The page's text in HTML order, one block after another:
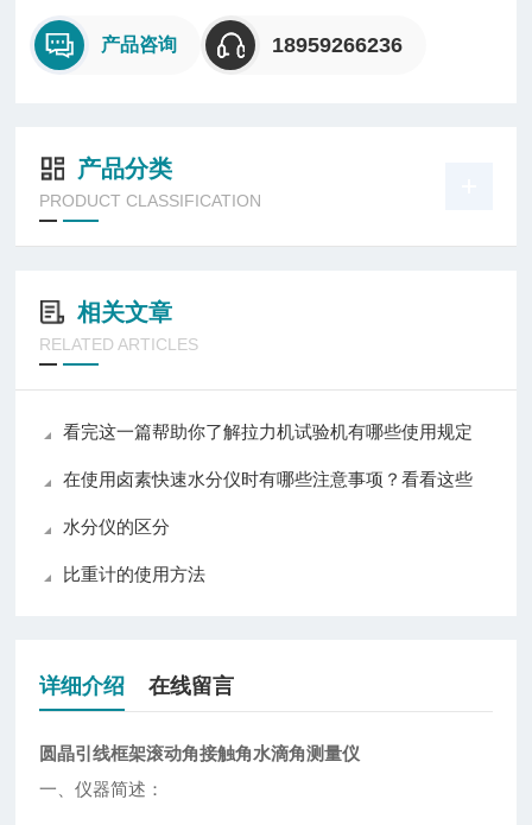
产品咨询 18959266236
产品分类
PRODUCT CLASSIFICATION
相关文章
RELATED ARTICLES
看完这一篇帮助你了解拉力机试验机有哪些使用规定
在使用卤素快速水分仪时有哪些注意事项？看看这些
水分仪的区分
比重计的使用方法
详细介绍 在线留言
圆晶引线框架滚动角接触角水滴角测量仪
一、仪器简述：